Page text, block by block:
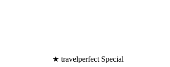
★ travelperfect Special